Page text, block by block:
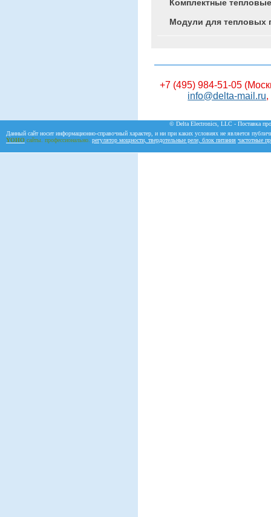
Комплектные
Модули для тепловых
+7 (495) 984-51-05
info@delta-mail.ru,
© Delta Electronics, LLC - Поставка
Данный сайт носит информационно-справочный характер, и ни при каких условиях не является
YOHO сайты. профессионально. регулятор мощности, твердотельные реле, блок питания частотные